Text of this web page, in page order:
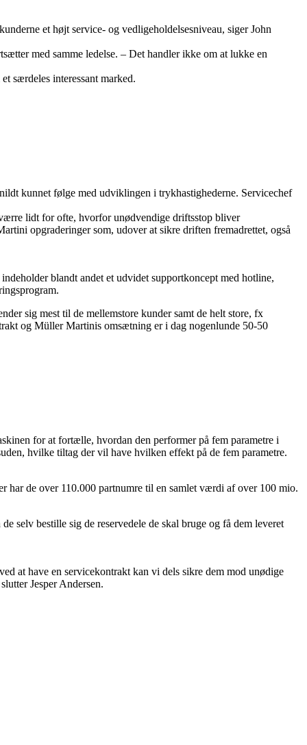
et højt service- og vedligeholdelsesniveau, siger John
med samme ledelse. – Det handler ikke om at lukke en
særdeles interessant marked.
kunnet følge med udviklingen i trykhastighederne. Servicechef
lidt for ofte, hvorfor unødvendige driftsstop bliver
opgraderinger som, udover at sikre driften fremadrettet, også
blandt andet et udvidet supportkoncept med hotline,
sig mest til de mellemstore kunder samt de helt store, fx
og Müller Martinis omsætning er i dag nogenlunde 50-50
for at fortælle, hvordan den performer på fem parametre i
hvilke tiltag der vil have hvilken effekt på de fem parametre.
har de over 110.000 partnumre til en samlet værdi af over 100 mio.
selv bestille sig de reservedele de skal bruge og få dem leveret
at have en servicekontrakt kan vi dels sikre dem mod unødige
Jesper Andersen.